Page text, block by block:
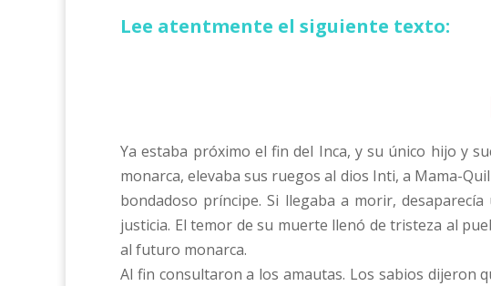
Lee atentmente el siguiente texto:
Ya estaba próximo el fin del Inca, y su único hijo y
monarca, elevaba sus ruegos al dios Inti, a Mama-
bondadoso príncipe. Si llegaba a morir,
justicia. El temor de su muerte llenó de tristeza al
al futuro monarca.
Al fin consultaron a los amautas. Los sabios dijeron